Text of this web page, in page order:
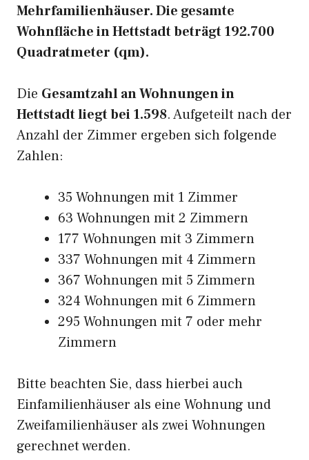
Mehrfamilienhäuser. Die gesamte
Wohnfläche in Hettstadt beträgt 192.700
Quadratmeter (qm).
Die Gesamtzahl an Wohnungen in
Hettstadt liegt bei 1.598. Aufgeteilt nach der
Anzahl der Zimmer ergeben sich folgende
Zahlen:
35 Wohnungen mit 1 Zimmer
63 Wohnungen mit 2 Zimmern
177 Wohnungen mit 3 Zimmern
337 Wohnungen mit 4 Zimmern
367 Wohnungen mit 5 Zimmern
324 Wohnungen mit 6 Zimmern
295 Wohnungen mit 7 oder mehr
Zimmern
Bitte beachten Sie, dass hierbei auch
Einfamilienhäuser als eine Wohnung und
Zweifamilienhäuser als zwei Wohnungen
gerechnet werden.